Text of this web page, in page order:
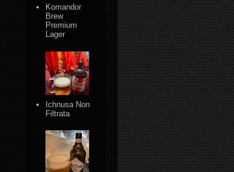
Komandor
Brew
Premium
Lager
Ichnusa Non
Filtrata